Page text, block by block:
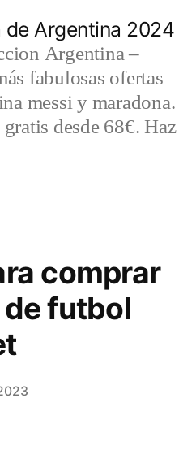
de Argentina 2024
Argentina –
fabulosas ofertas
messi y maradona.
desde 68€. Haz
comprar
futbol